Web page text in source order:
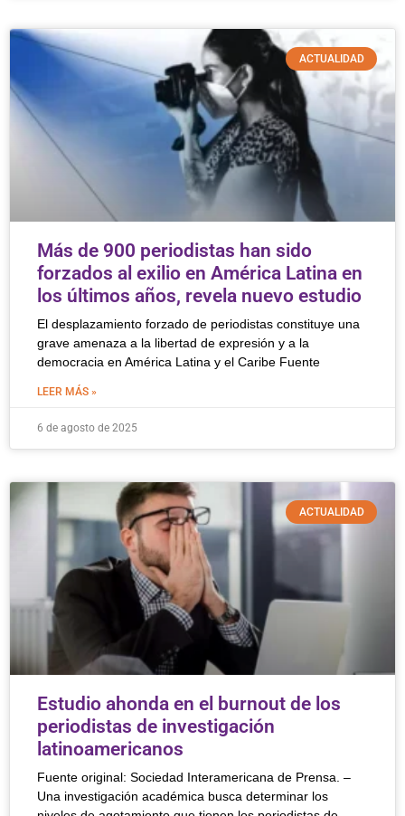
ACTUALIDAD
Más de 900 periodistas han sido
forzados al exilio en América Latina en
los últimos años, revela nuevo estudio
El desplazamiento forzado de periodistas constituye una
grave amenaza a la libertad de expresión y a la
democracia en América Latina y el Caribe Fuente
LEER MÁS »
6 de agosto de 2025
ACTUALIDAD
Estudio ahonda en el burnout de los
periodistas de investigación
latinoamericanos
Fuente original: Sociedad Interamericana de Prensa. –
Una investigación académica busca determinar los